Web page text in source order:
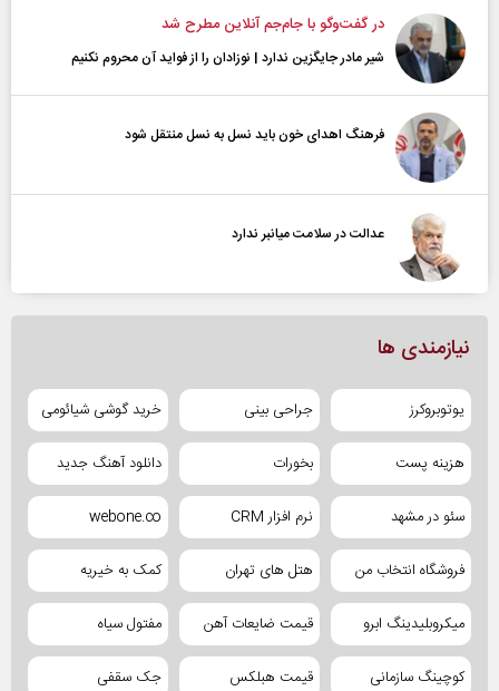
در گفت‌و‌گو با جام‌جم آنلاین مطرح شد
شیر مادر جایگزین ندارد | نوزادان را از فواید آن محروم نکنیم
فرهنگ اهدای خون باید نسل به نسل منتقل شود
عدالت در سلامت میانبر ندارد
نیازمندی ها
یوتوبروکرز جراحی بینی خرید گوشی شیائومی
هزینه پست بخورات دانلود آهنگ جدید
سئو در مشهد نرم افزار CRM webone.co
فروشگاه انتخاب من هتل های تهران کمک به خیریه
میکروبلیدینگ ابرو قیمت ضایعات آهن مفتول سیاه
کوچینگ سازمانی قیمت هبلکس جک سقفی